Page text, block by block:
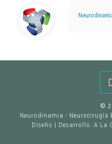
©
Neurodinamia - Neurocirugía
Diseño | Desarrollo: A La